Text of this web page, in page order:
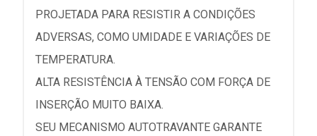
PROJETADA PARA RESISTIR A CONDIÇÕES
ADVERSAS, COMO UMIDADE E VARIAÇÕES DE
TEMPERATURA.
ALTA RESISTÊNCIA À TENSÃO COM FORÇA DE
INSERÇÃO MUITO BAIXA.
SEU MECANISMO AUTOTRAVANTE GARANTE